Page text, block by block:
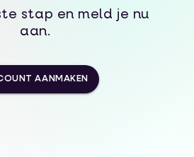
stap en meld je nu
aan.
AANMAKEN